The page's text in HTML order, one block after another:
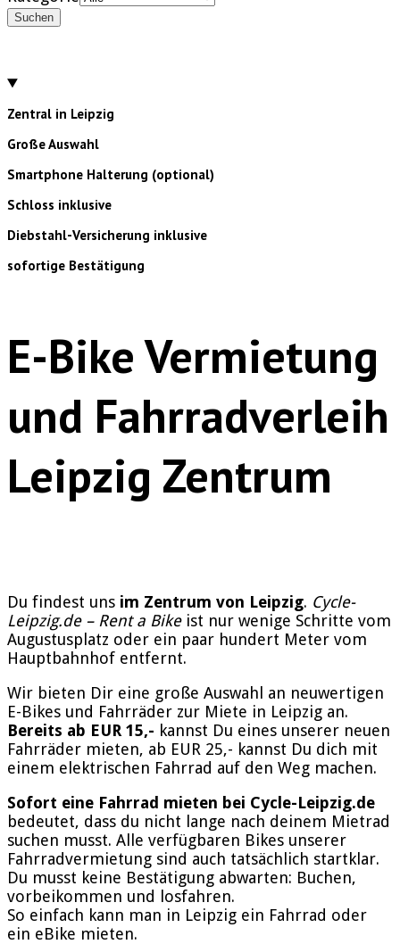
Suchen
Zentral in Leipzig
Große Auswahl
Smartphone Halterung (optional)
Schloss inklusive
Diebstahl-Versicherung inklusive
sofortige Bestätigung
E-Bike Vermietung
und Fahrradverleih
Leipzig Zentrum
Du findest uns im Zentrum von Leipzig. Cycle-
Leipzig.de – Rent a Bikeist nur wenige Schritte vom
Augustusplatz oder ein paar hundert Meter vom
Hauptbahnhof entfernt.
Wir bieten Dir eine große Auswahl an neuwertigen
E-Bikes und Fahrräder zur Miete in Leipzig an.
Bereits ab EUR 15,- kannst Du eines unserer neuen
Fahrräder mieten, ab EUR 25,- kannst Du dich mit
einem elektrischen Fahrrad auf den Weg machen.
Sofort eine Fahrrad mieten bei Cycle-Leipzig.de
bedeutet, dass du nicht lange nach deinem Mietrad
suchen musst. Alle verfügbaren Bikes unserer
Fahrradvermietung sind auch tatsächlich startklar.
Du musst keine Bestätigung abwarten: Buchen,
vorbeikommen und losfahren.
So einfach kann man in Leipzig ein Fahrrad oder
ein eBike mieten.